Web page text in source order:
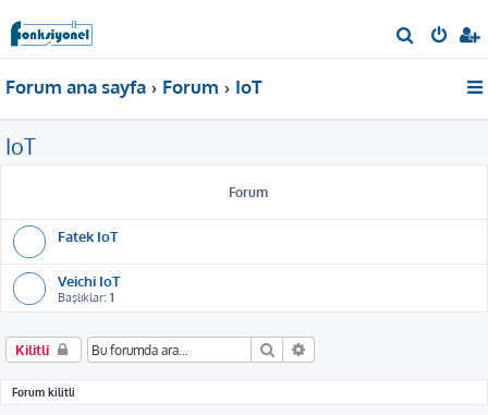
r
Forum ana sayfa Forum IoT
IoT
Forum
Fatek IoT
Veichi IoT
Başlıklar: 1
Kilitli Ara
Forum kilitli